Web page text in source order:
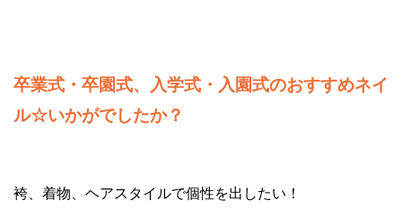
卒業式・卒園式、入学式・入園式のおすすめネイ
ル☆いかがでしたか？
袴、着物、ヘアスタイルで個性を出したい！